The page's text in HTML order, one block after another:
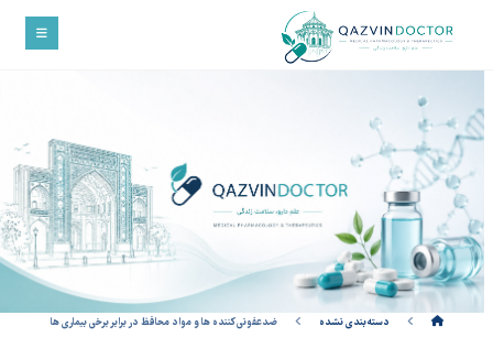
دسته‌بندی نشده ضدعفونی کننده ها و مواد محافظ در برابر برخی بیماری ها